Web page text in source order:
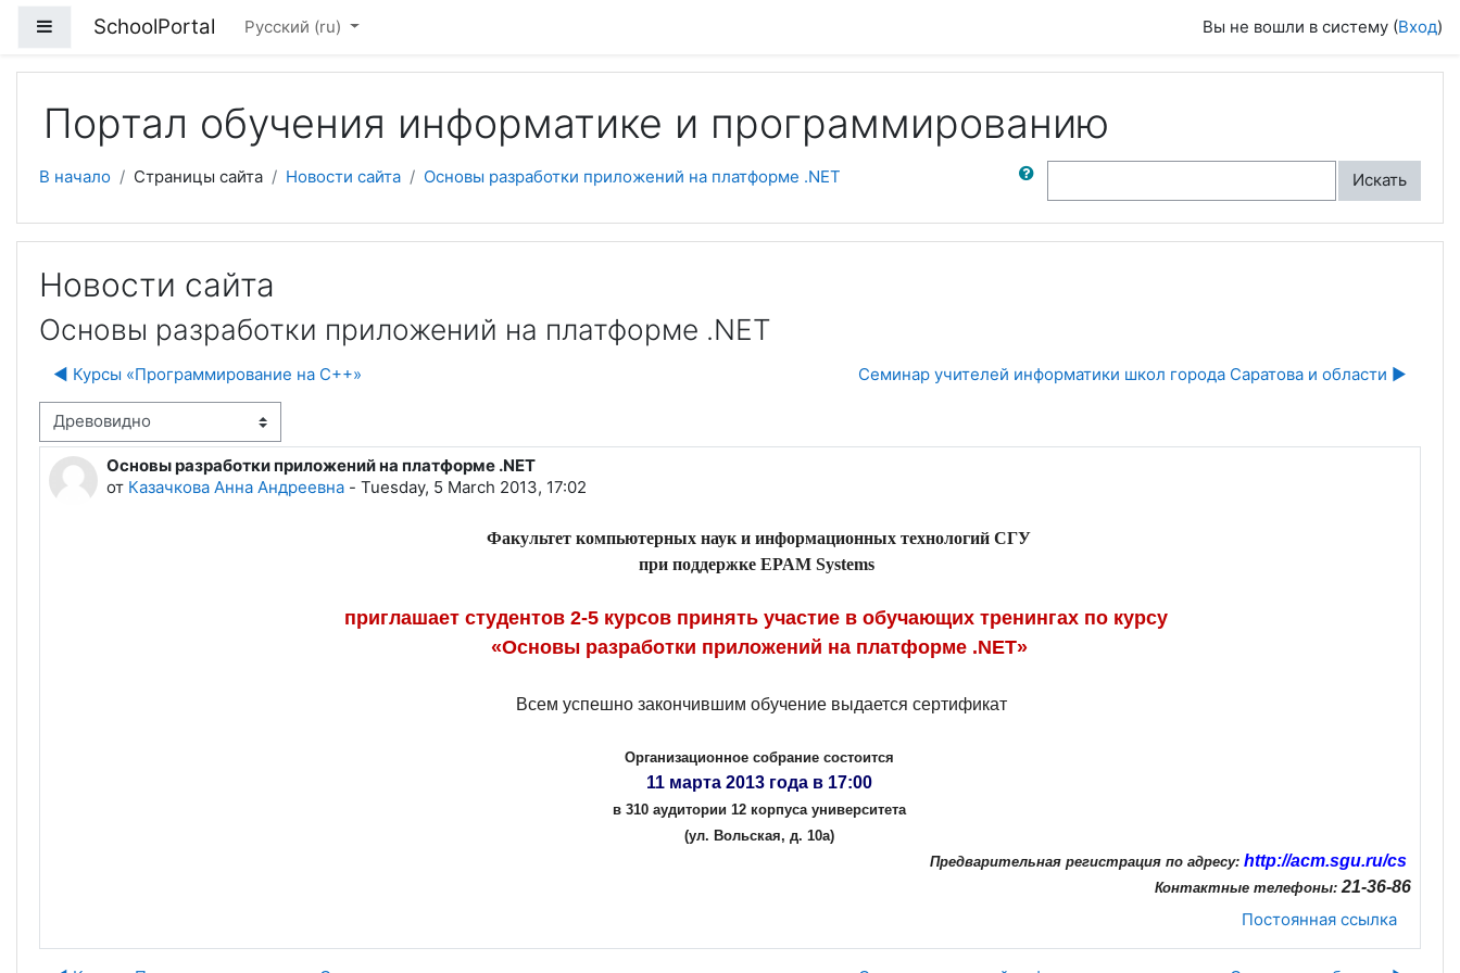
Боковая панель
SchoolPortal Русский ‎(ru)‎ Вы не вошли в систему (Вход)
Портал обучения информатике и программированию
В начало Страницы сайта Новости сайта Основы разработки приложений на платформе .NET
Поиск по форумам
Искать
Новости сайта
Основы разработки приложений на платформе .NET
◀︎ Курсы «Программирование на C++» Семинар учителей информатики школ города Саратова и области ▶︎
отображения
Основы разработки приложений на платформе .NET
от Казачкова Анна Андреевна - Tuesday, 5 March 2013, 17:02
Количество ответов: 0
Факультет компьютерных наук и информационных технологий СГУ
при поддержке EPAM Systems
приглашает студентов 2-5 курсов принять участие в обучающих тренингах по курсу
«Основы разработки приложений на платформе .NET»
Всем успешно закончившим обучение выдается сертификат
Организационное собрание состоится
11 марта 2013 года в 17:00
в 310 аудитории 12 корпуса университета
(ул. Вольская, д. 10а)
Предварительная регистрация по адресу: http://acm.sgu.ru/cs
Контактные телефоны: 21-36-86
Постоянная ссылка